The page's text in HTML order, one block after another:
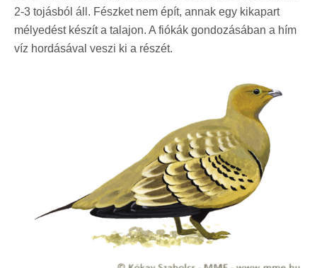
2-3 tojásból áll. Fészket nem épít, annak egy kikapart
mélyedést készít a talajon. A fiókák gondozásában a hím
víz hordásával veszi ki a részét.